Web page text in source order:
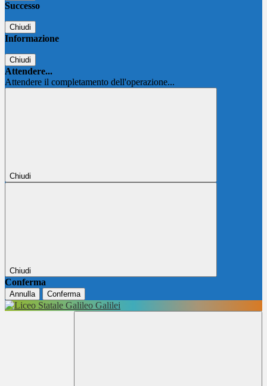
Successo
Chiudi
Informazione
Chiudi
Attendere...
Attendere il completamento dell'operazione...
Chiudi
Chiudi
Conferma
Annulla Conferma